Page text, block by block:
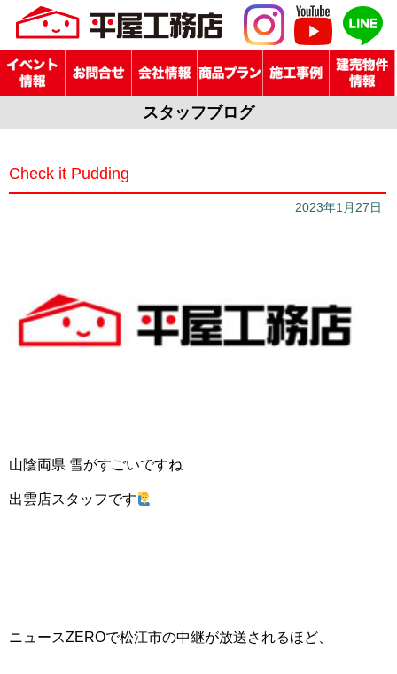
スタッフブログ
Check it Pudding
2023年1月27日
山陰両県 雪がすごいですね
出雲店スタッフです
ニュースZEROで松江市の中継が放送されるほど、